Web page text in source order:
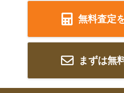
無料査定
まずは無